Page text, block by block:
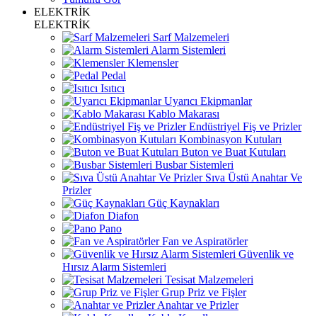
ELEKTRİK
ELEKTRİK
Sarf Malzemeleri
Alarm Sistemleri
Klemensler
Pedal
Isıtıcı
Uyarıcı Ekipmanlar
Kablo Makarası
Endüstriyel Fiş ve Prizler
Kombinasyon Kutuları
Buton ve Buat Kutuları
Busbar Sistemleri
Sıva Üstü Anahtar Ve
Prizler
Güç Kaynakları
Diafon
Pano
Fan ve Aspiratörler
Güvenlik ve
Hırsız Alarm Sistemleri
Tesisat Malzemeleri
Grup Priz ve Fişler
Anahtar ve Prizler